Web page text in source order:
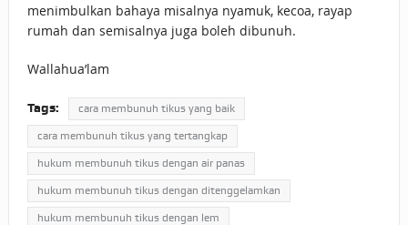
menimbulkan bahaya misalnya nyamuk, kecoa, rayap
rumah dan semisalnya juga boleh dibunuh.
Wallahua’lam
Tags: cara membunuh tikus yang baik
cara membunuh tikus yang tertangkap
hukum membunuh tikus dengan air panas
hukum membunuh tikus dengan ditenggelamkan
hukum membunuh tikus dengan lem